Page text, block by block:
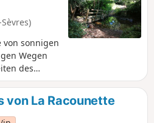
von sonnigen
Wegen
des
de la
von
wurde
von La Racounette